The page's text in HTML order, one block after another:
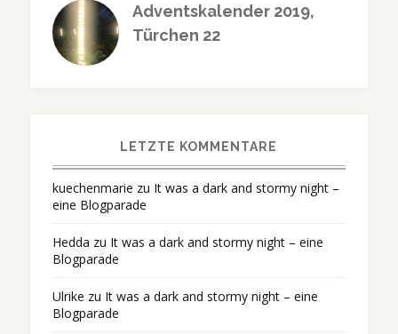
Adventskalender 2019,
Türchen 22
LETZTE KOMMENTARE
kuechenmarie zu It was a dark and stormy night –
eine Blogparade
Hedda zu It was a dark and stormy night – eine
Blogparade
Ulrike zu It was a dark and stormy night – eine
Blogparade